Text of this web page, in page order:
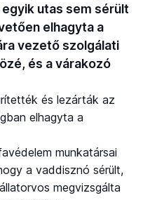
utas sem sérült
elhagyta a
vezető szolgálati
és a várakozó
és lezárták az
elhagyta a
munkatársai
a vaddisznó sérült,
megvizsgálta